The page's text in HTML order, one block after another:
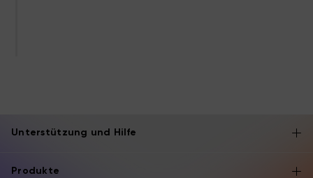
Unterstützung und Hilfe
Produkte